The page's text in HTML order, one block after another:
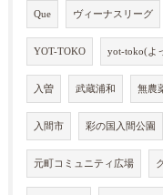
Que ヴィーナスリーグ
YOT-TOKO yot-toko(よ
入曽 武蔵浦和 無農
入間市 彩の国入間公園
元町コミュニティ広場